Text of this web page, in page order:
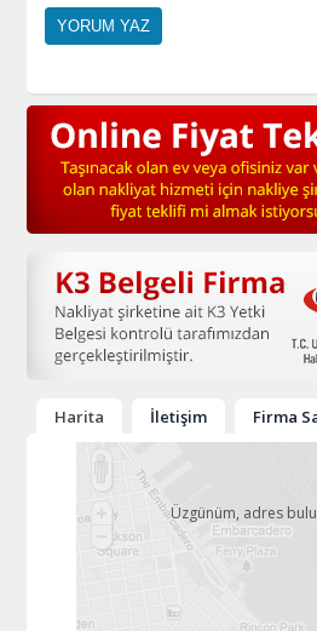
Harita İletişim Firma
Üzgünüm, adres